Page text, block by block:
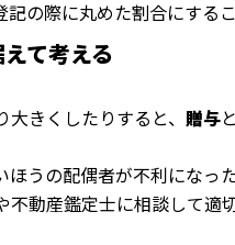
の際に丸めた割合にするこ
て考える
きくしたりすると、 贈与
うの配偶者が不利になっ
動産鑑定士に相談して適